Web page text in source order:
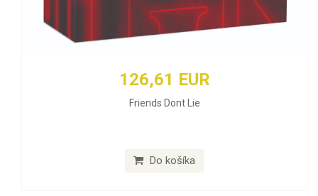
126,61 EUR
Friends Dont Lie
Do košíka